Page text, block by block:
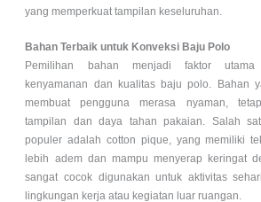
yang memperkuat tampilan keseluruhan.
Bahan Terbaik untuk Konveksi Baju Polo
Pemilihan bahan menjadi faktor utama
kenyamanan dan kualitas baju polo. Bahan
membuat pengguna merasa nyaman,
tampilan dan daya tahan pakaian. Salah
populer adalah cotton pique, yang memiliki
lebih adem dan mampu menyerap keringat
sangat cocok digunakan untuk aktivitas
lingkungan kerja atau kegiatan luar ruangan.